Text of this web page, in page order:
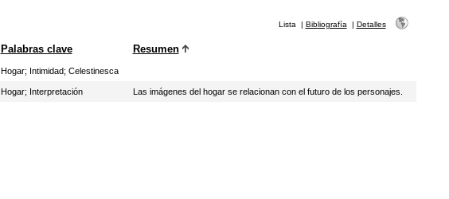
Lista | Bibliografía | Detalles
Palabras clave Resumen
Hogar; Intimidad; Celestinesca
Hogar; Interpretación Las imágenes del hogar se relacionan con el futuro de los personajes.